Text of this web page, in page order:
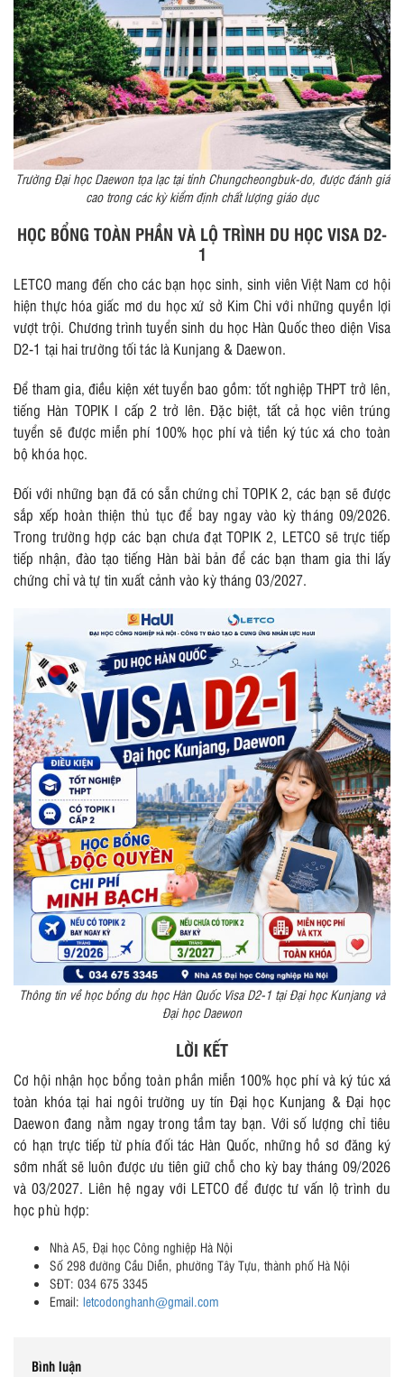
Trường Đại học Daewon tọa lạc tại tỉnh Chungcheongbuk-do, được đánh giá
cao trong các kỳ kiểm định chất lượng giáo dục
HỌC BỔNG TOÀN PHẦN VÀ LỘ TRÌNH DU HỌC VISA D2-
1
LETCO mang đến cho các bạn học sinh, sinh viên Việt Nam cơ hội
hiện thực hóa giấc mơ du học xứ sở Kim Chi với những quyền lợi
vượt trội. Chương trình tuyển sinh du học Hàn Quốc theo diện Visa
D2-1 tại hai trường tối tác là Kunjang & Daewon.
Để tham gia, điều kiện xét tuyển bao gồm: tốt nghiệp THPT trở lên,
tiếng Hàn TOPIK I cấp 2 trở lên. Đặc biệt, tất cả học viên trúng
tuyển sẽ được miễn phí 100% học phí và tiền ký túc xá cho toàn
bộ khóa học.
Đối với những bạn đã có sẵn chứng chỉ TOPIK 2, các bạn sẽ được
sắp xếp hoàn thiện thủ tục để bay ngay vào kỳ tháng 09/2026.
Trong trường hợp các bạn chưa đạt TOPIK 2, LETCO sẽ trực tiếp
tiếp nhận, đào tạo tiếng Hàn bài bản để các bạn tham gia thi lấy
chứng chỉ và tự tin xuất cảnh vào kỳ tháng 03/2027.
Thông tin về học bổng du học Hàn Quốc Visa D2-1 tại Đại học Kunjang và
Đại học Daewon
LỜI KẾT
Cơ hội nhận học bổng toàn phần miễn 100% học phí và ký túc xá
toàn khóa tại hai ngôi trường uy tín Đại học Kunjang & Đại học
Daewon đang nằm ngay trong tầm tay bạn. Với số lượng chỉ tiêu
có hạn trực tiếp từ phía đối tác Hàn Quốc, những hồ sơ đăng ký
sớm nhất sẽ luôn được ưu tiên giữ chỗ cho kỳ bay tháng 09/2026
và 03/2027. Liên hệ ngay với LETCO để được tư vấn lộ trình du
học phù hợp:
Nhà A5, Đại học Công nghiệp Hà Nội
Số 298 đường Cầu Diễn, phường Tây Tựu, thành phố Hà Nội
SĐT: 034 675 3345
Email: letcodonghanh@gmail.com
Bình luận